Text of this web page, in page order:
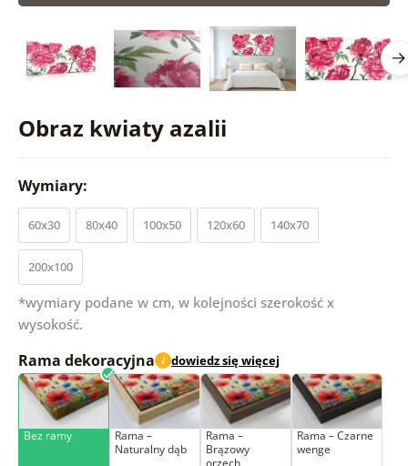
Obraz kwiaty azalii
Wymiary:
60x30 80x40 100x50 120x60 140x70
200x100
*wymiary podane w cm, w kolejności szerokość x
wysokość.
Rama dekoracyjna i dowiedz się więcej
Bez ramy
Rama –
Naturalny dąb
Rama –
Brązowy
orzech
Rama – Czarne
wenge